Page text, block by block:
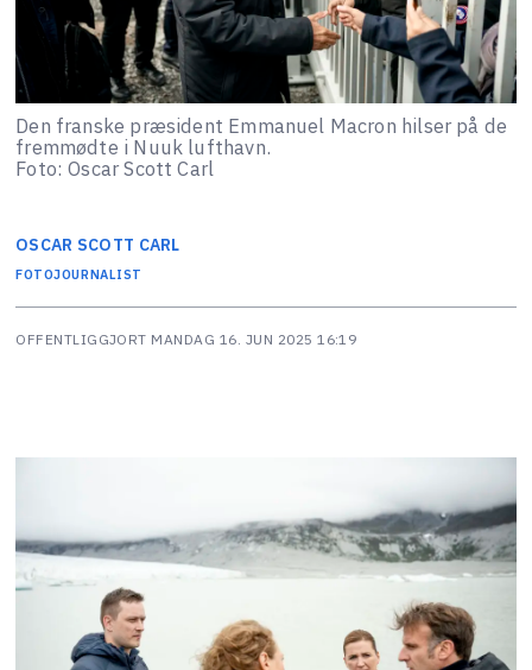
Den franske præsident Emmanuel Macron hilser på de
fremmødte i Nuuk lufthavn.
Foto: Oscar Scott Carl
OSCAR SCOTT CARL
FOTOJOURNALIST
OFFENTLIGGJORT MANDAG 16. JUN 2025 16:19